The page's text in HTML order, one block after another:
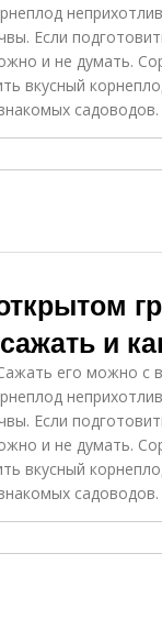
Если
и не думать.
вкусный
садоводов.
и
его можно с
Если
и не думать.
вкусный
садоводов.